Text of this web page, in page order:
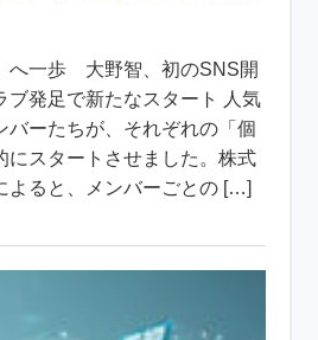
へ一歩 大野智、初のSNS開
ブ発足で新たなスタート 人気
バーたちが、それぞれの「個
にスタートさせました。株式
よると、メンバーごとの […]